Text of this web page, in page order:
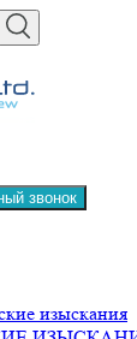
ДЛЯ
звонок
изыскания